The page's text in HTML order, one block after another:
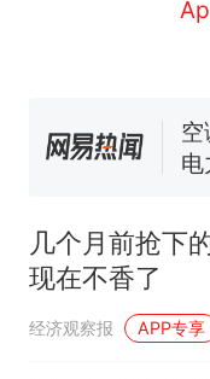
电
试
热
几个月前抢下
现在不香了
经济观察报 APP专享